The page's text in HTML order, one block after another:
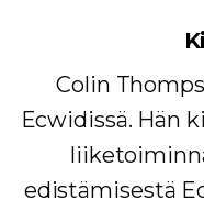
Colin
Ecwidissä. Hän
edistämisestä